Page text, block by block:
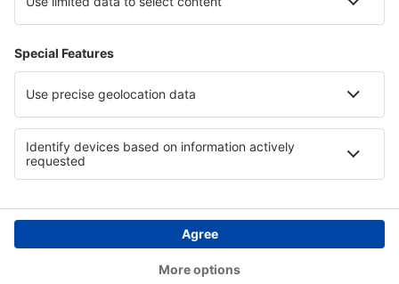
Land
Internasjonale nettsider
eSky.eu eSky.com eDestinos.com